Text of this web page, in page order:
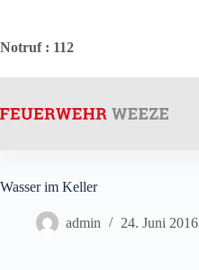
springen
Notruf: 112
Wasser im Keller
admin 24. Juni 2016